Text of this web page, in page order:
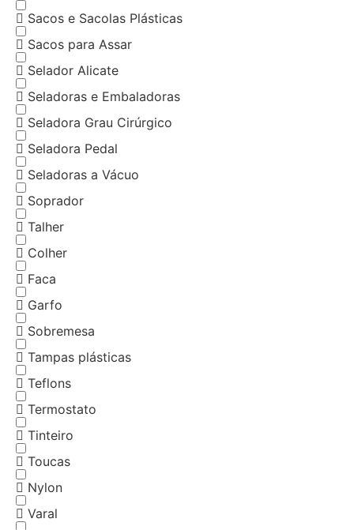
Sacos e Sacolas Plásticas
Sacos para Assar
Selador Alicate
Seladoras e Embaladoras
Seladora Grau Cirúrgico
Seladora Pedal
Seladoras a Vácuo
Soprador
Talher
Colher
Faca
Garfo
Sobremesa
Tampas plásticas
Teflons
Termostato
Tinteiro
Toucas
Nylon
Varal